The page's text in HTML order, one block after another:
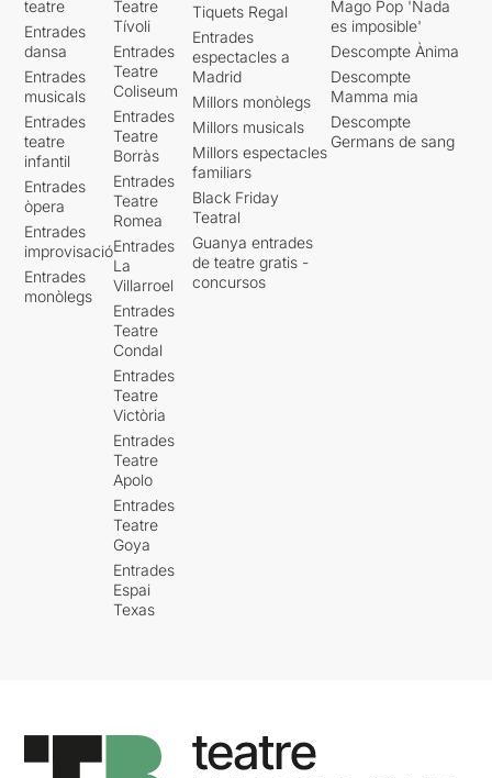
teatre
Entrades
dansa
Entrades
musicals
Entrades
teatre
infantil
Entrades
òpera
Entrades
improvisació
Entrades
monòlegs
Teatre
Tívoli
Entrades
Teatre
Coliseum
Entrades
Teatre
Borràs
Entrades
Teatre
Romea
Entrades
La
Villarroel
Entrades
Teatre
Condal
Entrades
Teatre
Victòria
Entrades
Teatre
Apolo
Entrades
Teatre
Goya
Entrades
Espai
Texas
Tiquets Regal
Entrades
espectacles a
Madrid
Millors monòlegs
Millors musicals
Millors espectacles
familiars
Black Friday
Teatral
Guanya entrades
de teatre gratis -
concursos
Mago Pop 'Nada
es imposible'
Descompte Ànima
Descompte
Mamma mia
Descompte
Germans de sang